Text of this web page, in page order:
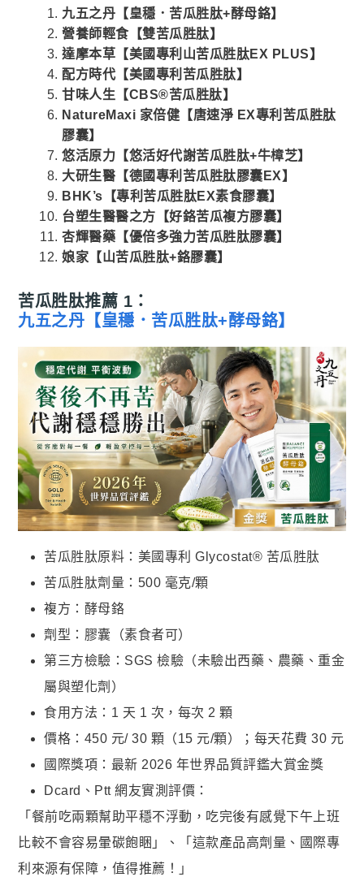
九五之丹【皇穩．苦瓜胜肽+酵母鉻】
營養師輕食【雙苦瓜胜肽】
達摩本草【美國專利山苦瓜胜肽EX PLUS】
配方時代【美國專利苦瓜胜肽】
甘味人生【CBS®苦瓜胜肽】
NatureMaxi 家倍健【唐速淨 EX專利苦瓜胜肽
膠囊】
悠活原力【悠活好代謝苦瓜胜肽+牛樟芝】
大研生醫【德國專利苦瓜胜肽膠囊EX】
BHK’s【專利苦瓜胜肽EX素食膠囊】
台塑生醫醫之方【好鉻苦瓜複方膠囊】
杏輝醫藥【優倍多強力苦瓜胜肽膠囊】
娘家【山苦瓜胜肽+鉻膠囊】
苦瓜胜肽推薦 1：
九五之丹【皇穩．苦瓜胜肽+酵母鉻】
苦瓜胜肽原料：美國專利 Glycostat® 苦瓜胜肽
苦瓜胜肽劑量：500 毫克/顆
複方：酵母鉻
劑型：膠囊（素食者可）
第三方檢驗：SGS 檢驗（未驗出西藥、農藥、重金
屬與塑化劑）
食用方法：1 天 1 次，每次 2 顆
價格：450 元/ 30 顆（15 元/顆）；每天花費 30 元
國際獎項：最新 2026 年世界品質評鑑大賞金獎
Dcard、Ptt 網友實測評價：
「餐前吃兩顆幫助平穩不浮動，吃完後有感覺下午上班
比較不會容易暈碳飽睏」、「這款產品高劑量、國際專
利來源有保障，值得推薦！」